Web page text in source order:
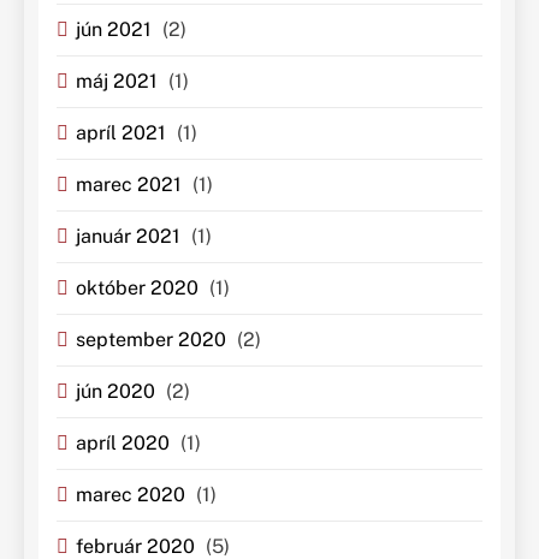
jún 2021 (2)
máj 2021 (1)
apríl 2021 (1)
marec 2021 (1)
január 2021 (1)
október 2020 (1)
september 2020 (2)
jún 2020 (2)
apríl 2020 (1)
marec 2020 (1)
február 2020 (5)